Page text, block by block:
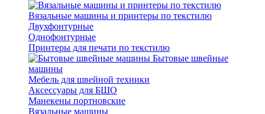
Вязальные машины и принтеры по текстилю
Двухфонтурные
Однофонтурные
Принтеры для печати по текстилю
Бытовые швейные
машины
Мебель для швейной техники
Аксессуары для БШО
Манекены портновские
Вязальные машины